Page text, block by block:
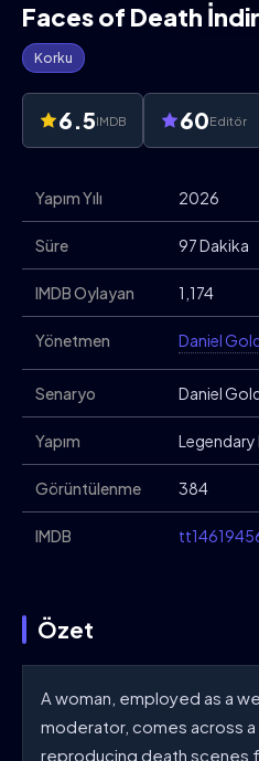
Faces of Death İndir
Korku
6.5IMDB 60Editör
Yapım Yılı 2026
Süre 97 Dakika
IMDB Oylayan 1,174
Yönetmen Daniel
Senaryo Daniel
Yapım Legendary
Görüntülenme 384
IMDB
Özet
A woman, employed as a
moderator, comes across
reproducing death scenes